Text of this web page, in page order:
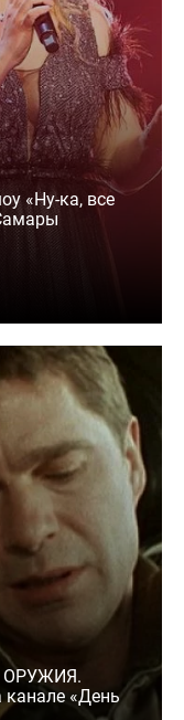
«Ну-ка, все
ОРУЖИЯ.
«День